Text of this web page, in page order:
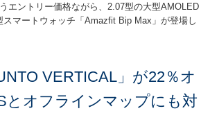
エントリー価格ながら、2.07型の大型AMOLED
マートウォッチ「Amazfit Bip Max」が登場し
VERTICAL」が22％オ
オフラインマップにも対